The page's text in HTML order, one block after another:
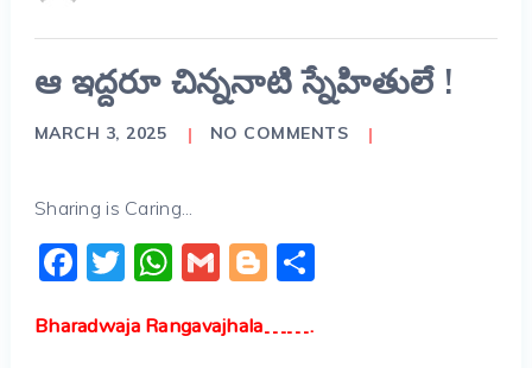
ఆ ఇద్దరూ చిన్ననాటి స్నేహితులే !
MARCH 3, 2025 NO COMMENTS
Sharing is Caring...
Facebook
Twitter
WhatsApp
GmailBlogger
Share
Bharadwaja Rangavajhala…….